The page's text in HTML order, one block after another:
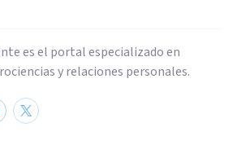
es el portal especializado en
y relaciones personales.